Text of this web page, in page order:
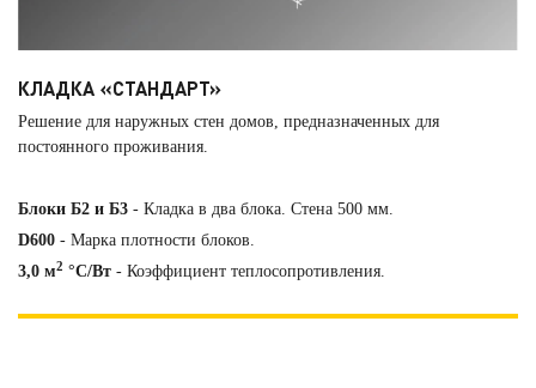
КЛАДКА «СТАНДАРТ»
Решение для наружных стен домов, предназначенных для
постоянного проживания.
Блоки Б2 и Б3 - Кладка в два блока. Стена 500 мм.
D600 - Марка плотности блоков.
3,0 м2 °С/Вт - Коэффициент теплосопротивления.